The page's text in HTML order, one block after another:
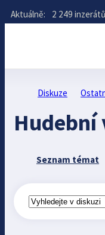
Aktuálně: 2 249 inzerátů
Diskuze
Hudební
Seznam témat